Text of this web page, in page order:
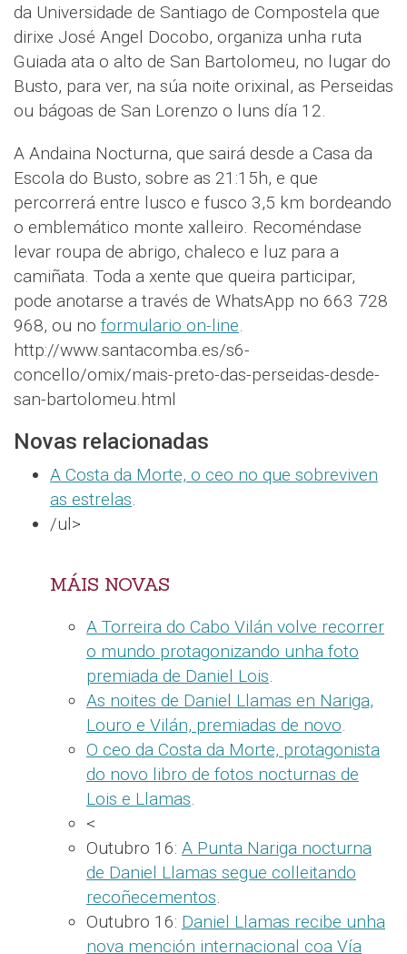
da Universidade de Santiago de Compostela que
dirixe José Angel Docobo, organiza unha ruta
Guiada ata o alto de San Bartolomeu, no lugar do
Busto, para ver, na súa noite orixinal, as Perseidas
ou bágoas de San Lorenzo o luns día 12.
A Andaina Nocturna, que sairá desde a Casa da
Escola do Busto, sobre as 21:15h, e que
percorrerá entre lusco e fusco 3,5 km bordeando
o emblemático monte xalleiro. Recoméndase
levar roupa de abrigo, chaleco e luz para a
camiñata. Toda a xente que queira participar,
pode anotarse a través de WhatsApp no 663 728
968, ou no formulario on-line.
http://www.santacomba.es/s6-
concello/omix/mais-preto-das-perseidas-desde-
san-bartolomeu.html
Novas relacionadas
A Costa da Morte, o ceo no que sobreviven
as estrelas.
/ul>
MÁIS NOVAS
A Torreira do Cabo Vilán volve recorrer
o mundo protagonizando unha foto
premiada de Daniel Lois.
As noites de Daniel Llamas en Nariga,
Louro e Vilán, premiadas de novo.
O ceo da Costa da Morte, protagonista
do novo libro de fotos nocturnas de
Lois e Llamas.
<
Outubro 16: A Punta Nariga nocturna
de Daniel Llamas segue colleitando
recoñecementos.
Outubro 16: Daniel Llamas recibe unha
nova mención internacional coa Vía